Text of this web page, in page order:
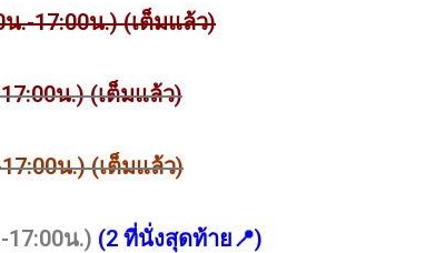
.-17:00น.) (เต็มแล้ว)
น.)(เต็มแล้ว)
17:00น.)(เต็มแล้ว)
17:00น.) (2 ที่นั่งสุดท้าย📍)